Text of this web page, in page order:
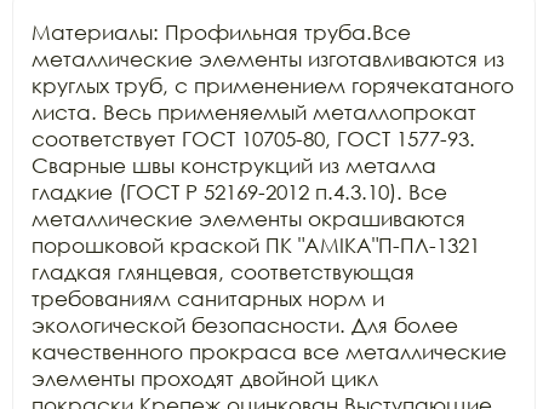
Материалы: Профильная труба.Все
металлические элементы изготавливаются из
круглых труб, с применением горячекатаного
листа. Весь применяемый металлопрокат
соответствует ГОСТ 10705-80, ГОСТ 1577-93.
Сварные швы конструкций из металла
гладкие (ГОСТ Р 52169-2012 п.4.3.10). Все
металлические элементы окрашиваются
порошковой краской ПК "АМIKA"П-ПЛ-1321
гладкая глянцевая, соответствующая
требованиям санитарных норм и
экологической безопасности. Для более
качественного прокраса все металлические
элементы проходят двойной цикл